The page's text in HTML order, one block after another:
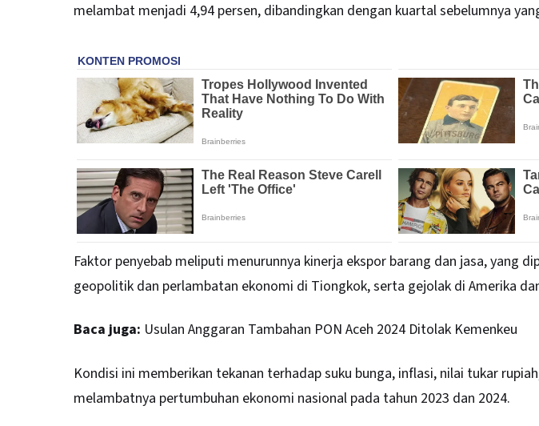
melambat menjadi 4,94 persen, dibandingkan dengan kuartal sebelumnya
Faktor penyebab meliputi menurunnya kinerja ekspor barang dan jasa, yang
geopolitik dan perlambatan ekonomi di Tiongkok, serta gejolak di Amerika
Baca juga: Usulan Anggaran Tambahan PON Aceh 2024 Ditolak Kemenkeu
Kondisi ini memberikan tekanan terhadap suku bunga, inflasi, nilai tukar
melambatnya pertumbuhan ekonomi nasional pada tahun 2023 dan 2024.